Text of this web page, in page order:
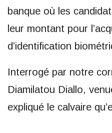
banque où les
leur montant pour
d’identification
Interrogé par notre
Diamilatou Diallo,
expliqué le calvaire